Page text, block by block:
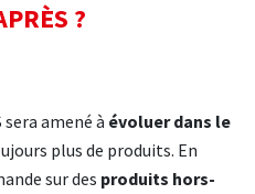
?
amené à évoluer dans le
plus de produits. En
sur des produits hors-